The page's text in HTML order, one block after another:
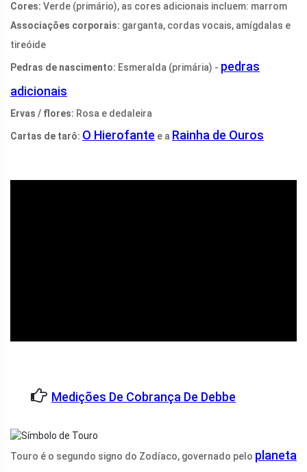
Cores: Verde (primário), as cores adicionais incluem: marrom
Associações corporais: garganta, cordas vocais, amígdalas e
tireóide
Pedras de nascimento: Esmeralda (primária) - pedras
adicionais
Ervas / flores: Rosa e dedaleira
Cartas de tarô: O Hierofante e a Rainha de Ouros
Medições De Cobrança De Debbe
Touro é o segundo signo do Zodíaco, governado pelo planeta